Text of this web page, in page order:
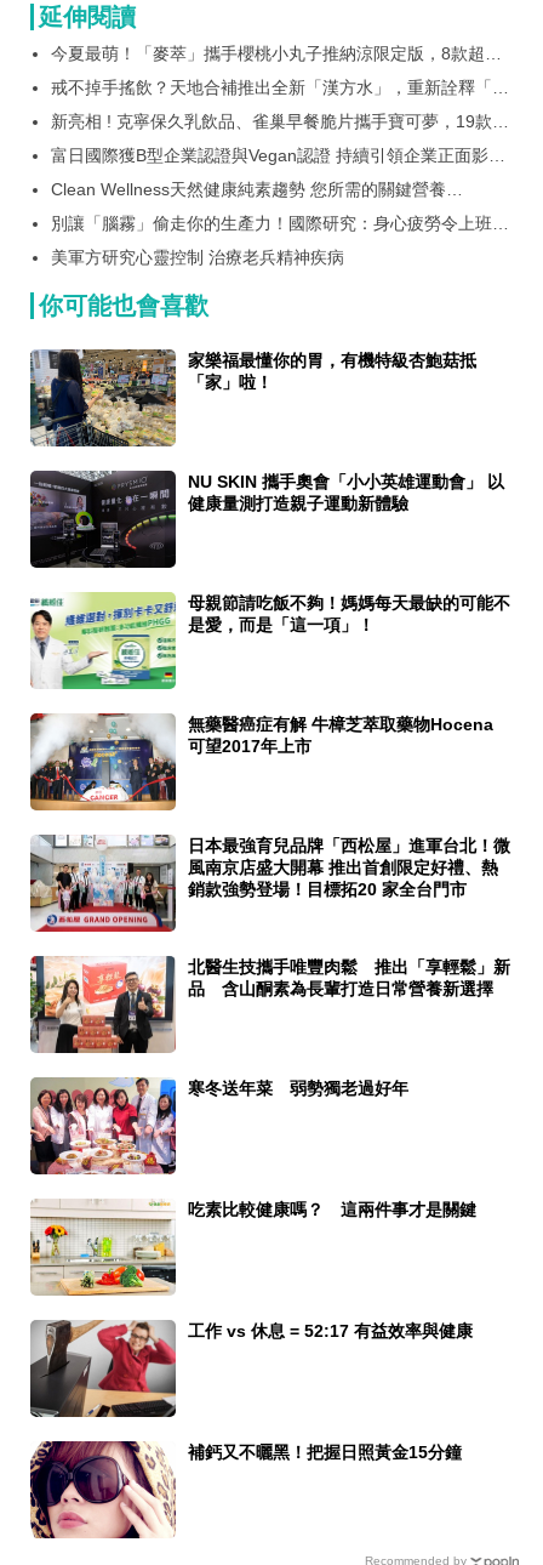
延伸閱讀
今夏最萌！「麥萃」攜手櫻桃小丸子推納涼限定版，8款超萌
浴衣包裝，粉絲必收！還有限量聯名提袋！
戒不掉手搖飲？天地合補推出全新「漢方水」，重新詮釋「漢
方底蘊」的補水新選擇
新亮相 ! 克寧保久乳飲品、雀巢早餐脆片攜手寶可夢，19款超
經典Q萌包裝，寶可夢迷準備好被收服吧
富日國際獲B型企業認證與Vegan認證 持續引領企業正面影響
Clean Wellness天然健康純素趨勢 您所需的關鍵營養
Veganvita植蘊素維他命來守護
別讓「腦霧」偷走你的生產力！國際研究：身心疲勞令上班族
年損 1 個月產值 Nu Skin 推 MyND360 效率膠囊與憶力軟膠
囊，啟動「效率、憶力」雙重守護
美軍方研究心靈控制 治療老兵精神疾病
你可能也會喜歡
家樂福最懂你的胃，有機特級杏鮑菇抵
「家」啦！
NU SKIN 攜手奧會「小小英雄運動會」 以
健康量測打造親子運動新體驗
母親節請吃飯不夠！媽媽每天最缺的可能不
是愛，而是「這一項」！
無藥醫癌症有解 牛樟芝萃取藥物Hocena
可望2017年上市
日本最強育兒品牌「西松屋」進軍台北！微
風南京店盛大開幕 推出首創限定好禮、熱
銷款強勢登場！目標拓20 家全台門市
北醫生技攜手唯豐肉鬆 推出「享輕鬆」新
品 含山酮素為長輩打造日常營養新選擇
寒冬送年菜 弱勢獨老過好年
吃素比較健康嗎？ 這兩件事才是關鍵
工作 vs 休息 = 52:17 有益效率與健康
補鈣又不曬黑！把握日照黃金15分鐘
Recommended by